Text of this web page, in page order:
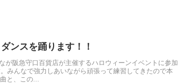
ンスを踊ります！！
が阪急守口百貨店が主催するハロウィーンイベントに参加
みんなで強力しあいながら頑張って練習してきたので本
と、この...